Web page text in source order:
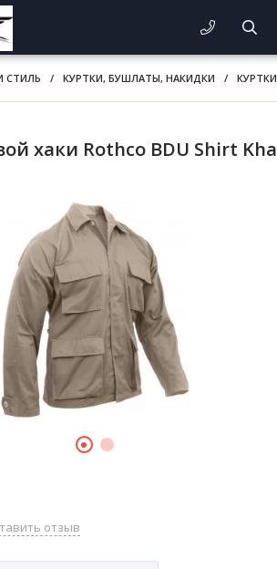
СТИЛЬ / КУРТКИ, БУШЛАТЫ, НАКИДКИ / КУРТКИ
хаки Rothco BDU Shirt
отзыв